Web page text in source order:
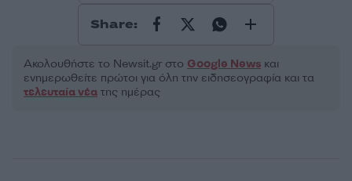
Share:
Ακολουθήστε το Νewsit.gr στο Google News και
ενημερωθείτε πρώτοι για όλη την ειδησεογραφία και τα
τελευταία νέα της ημέρας